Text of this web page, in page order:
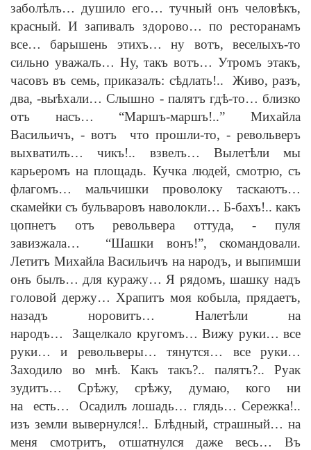
заболѣлъ… душило его… тучный онъ человѣкъ,
красный. И запивалъ здорово… по ресторанамъ
все… барышень этихъ… ну вотъ, веселыхъ-то
сильно уважалъ… Ну, такъ вотъ… Утромъ этакъ,
часовъ въ семь, приказалъ: сѣдлать!.. Живо, разъ,
два,-выѣхали… Слышно -палятъ гдѣ-то… близко
отъ насъ… “Маршъ-маршъ!..” Михайла
Васильичъ,- вотъ что прошли-то, -револьверъ
выхватилъ… чикъ!.. взвелъ… Вылетѣли мы
карьеромъ на площадь. Кучка людей, смотрю, съ
флагомъ… мальчишки проволоку таскаютъ…
скамейки съ бульваровъ наволокли… Б-бахъ!.. какъ
цопнетъ отъ револьвера оттуда,- пуля
завизжала… “Шашки вонъ!”, скомандовали.
Летитъ Михайла Васильичъ на народъ, и выпимши
онъ былъ… для куражу… Я рядомъ, шашку надъ
головой держу… Храпитъ моя кобыла, прядаетъ,
назадъ норовитъ… Налетѣли на
народъ… Защелкало кругомъ… Вижу руки… все
руки… и револьверы… тянутся… все руки…
Заходило во мнѣ. Какъ такъ?.. палятъ?.. Руак
зудитъ… Срѣжу, срѣжу, думаю, кого ни
на есть… Осадилъ лошадь… глядь… Сережка!..
изъ земли вывернулся!.. Блѣдный, страшный… на
меня смотритъ, отшатнулся даже весь… Въ